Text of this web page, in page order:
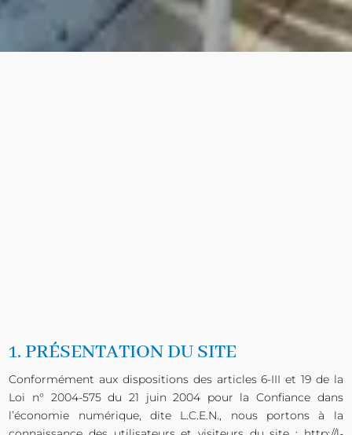
1. PRÉSENTATION DU SITE
Conformément aux dispositions des articles 6-III et 19 de la
Loi n° 2004-575 du 21 juin 2004 pour la Confiance dans
l’économie numérique, dite L.C.E.N., nous portons à la